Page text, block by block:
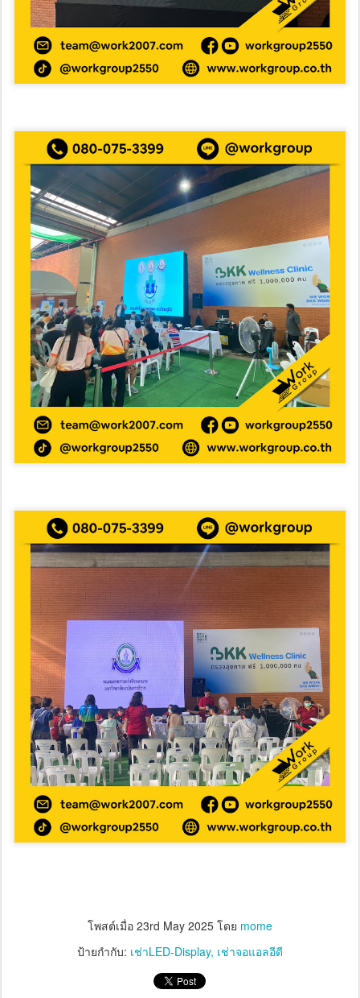
โพสต์เมื่อ 23rd May 2025 โดย mome
ป้ายกำกับ: เช่าLED-Display เช่าจอแอลอีดี